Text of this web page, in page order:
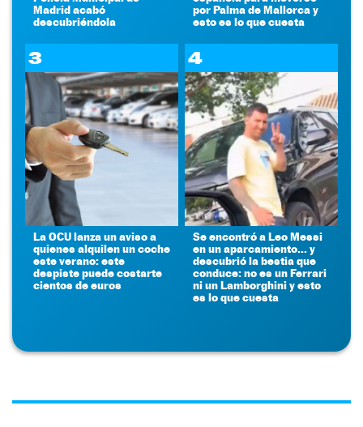
Madrid acabó
descubriéndola
por Palma de Mallorca y
esto es lo que cuesta
3
La OCU lanza un aviso a
quienes alquilen un coche
este verano: este
despiste puede costarte
cientos de euros
4
Se encontró a Leo Messi
en un aparcamiento... y
descubrió la bestia que
conduce: no es un Ferrari
ni un Lamborghini y esto
es lo que cuesta